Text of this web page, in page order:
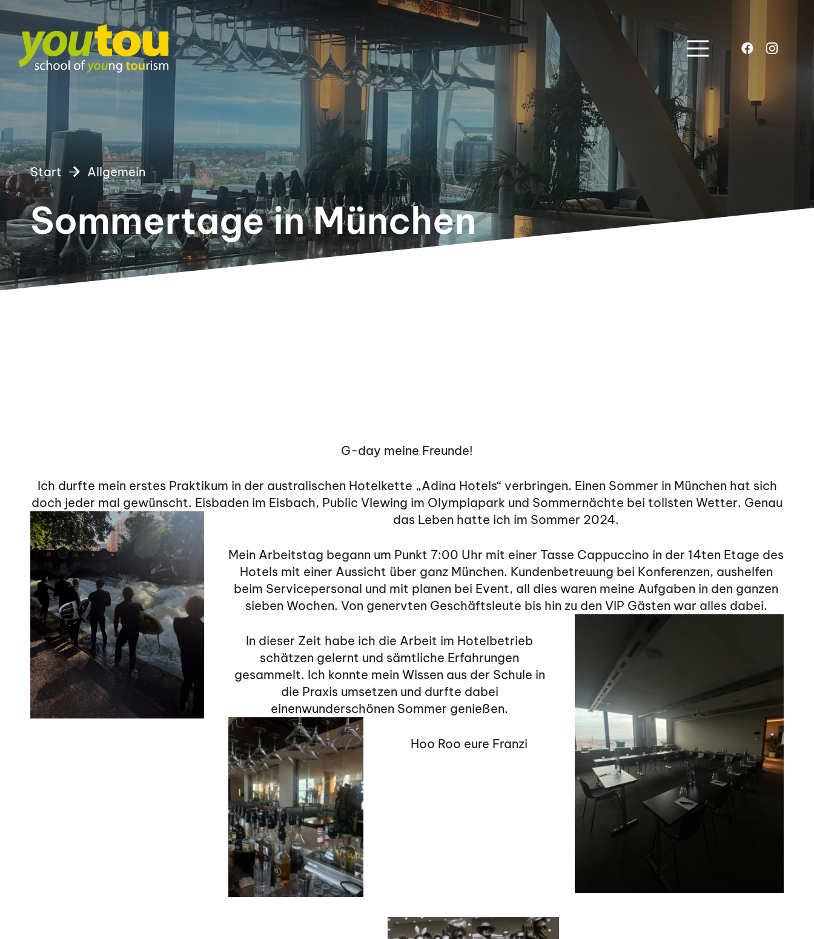
Start Allgemein
Sommertage in München
G-day meine Freunde!
Ich durfte mein erstes Praktikum in der australischen Hotelkette „Adina Hotels“ verbringen. Einen Sommer in München hat sich
doch jeder mal gewünscht. Eisbaden im Eisbach, Public VIewing im Olympiapark und Sommernächte bei tollsten Wetter. Genau
das Leben hatte ich im Sommer 2024.
Mein Arbeitstag begann um Punkt 7:00 Uhr mit einer Tasse Cappuccino in der 14ten Etage des
Hotels mit einer Aussicht über ganz München. Kundenbetreuung bei Konferenzen, aushelfen
beim Servicepersonal und mit planen bei Event, all dies waren meine Aufgaben in den ganzen
sieben Wochen. Von genervten Geschäftsleute bis hin zu den VIP Gästen war alles dabei.
In dieser Zeit habe ich die Arbeit im Hotelbetrieb
schätzen gelernt und sämtliche Erfahrungen
gesammelt. Ich konnte mein Wissen aus der Schule in
die Praxis umsetzen und durfte dabei
einenwunderschönen Sommer genießen.
Hoo Roo eure Franzi